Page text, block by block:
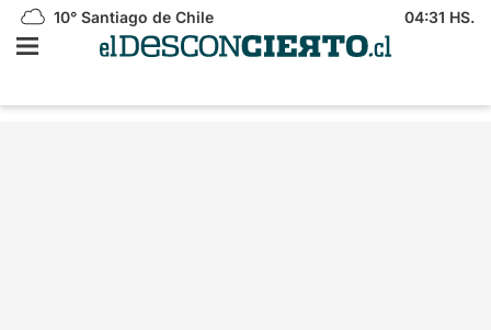
10° Santiago de Chile 04:31 HS.